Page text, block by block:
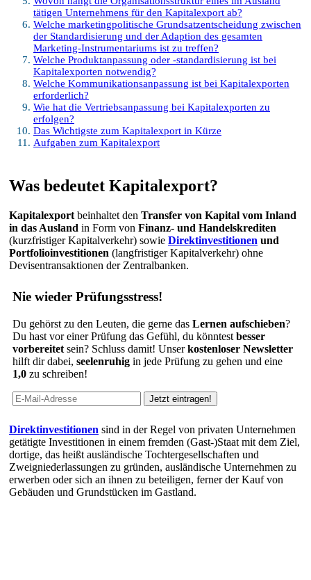
tätigen Unternehmens für den Kapitalexport ab?
Welche marketingpolitische Grundsatzentscheidung zwischen
der Standardisierung und der Adaption des gesamten
Marketing-Instrumentariums ist zu treffen?
Welche Produktanpassung oder -standardisierung ist bei
Kapitalexporten notwendig?
Welche Kommunikationsanpassung ist bei Kapitalexporten
erforderlich?
Wie hat die Vertriebsanpassung bei Kapitalexporten zu
erfolgen?
Das Wichtigste zum Kapitalexport in Kürze
Aufgaben zum Kapitalexport
Was bedeutet Kapitalexport?
Kapitalexport beinhaltet den Transfer von Kapital vom Inland
in das Ausland in Form von Finanz- und Handelskrediten
(kurzfristiger Kapitalverkehr) sowie Direktinvestitionen und
Portfolioinvestitionen (langfristiger Kapitalverkehr) ohne
Devisentransaktionen der Zentralbanken.
Nie wieder Prüfungsstress!
Du gehörst zu den Leuten, die gerne das Lernen aufschieben?
Du hast vor einer Prüfung das Gefühl, du könntest besser
vorbereitet sein? Schluss damit! Unserkostenloser Newsletter
hilft dir dabei, seelenruhig in jede Prüfung zu gehen und eine
1,0 zu schreiben!
Direktinvestitionen sind in der Regel von privaten Unternehmen
getätigte Investitionen in einem fremden (Gast-)Staat mit dem Ziel,
dortige, das heißt ausländische Tochtergesellschaften und
Zweigniederlassungen zu gründen, ausländische Unternehmen zu
erwerben oder sich an ihnen zu beteiligen, ferner der Kauf von
Gebäuden und Grundstücken im Gastland.